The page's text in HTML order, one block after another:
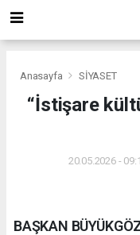
Anasayfa SİYASET
“İstişare
20.05.2026 -
BAŞKAN